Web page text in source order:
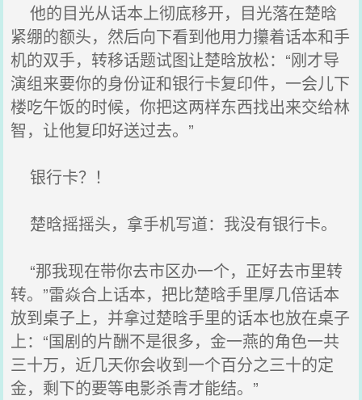
他的目光从话本上彻底移开，目光落在楚晗
紧绷的额头，然后向下看到他用力攥着话本和手
机的双手，转移话题试图让楚晗放松：“刚才导
演组来要你的身份证和银行卡复印件，一会儿下
楼吃午饭的时候，你把这两样东西找出来交给林
智，让他复印好送过去。”
银行卡？！
楚晗摇摇头，拿手机写道：我没有银行卡。
“那我现在带你去市区办一个，正好去市里转
转。”雷焱合上话本，把比楚晗手里厚几倍话本
放到桌子上，并拿过楚晗手里的话本也放在桌子
上：“国剧的片酬不是很多，金一燕的角色一共
三十万，近几天你会收到一个百分之三十的定
金，剩下的要等电影杀青才能结。”